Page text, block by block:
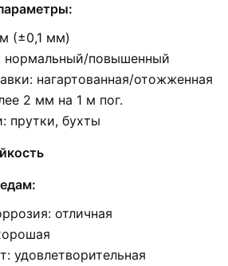
(±0,1 мм)
нормальный/повышенный
нагартованная/отожженная
2 мм на 1 м пог.
прутки, бухты
отличная
удовлетворительная